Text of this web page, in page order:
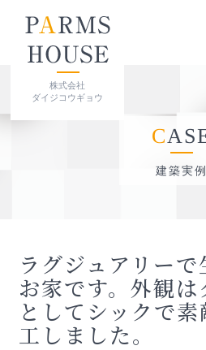
株式会社
ダイジコウギョウ
建築実例
ラグジュアリー
お家です。外観
としてシックで
工しました。